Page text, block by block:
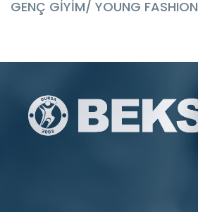
GENÇ GİYİM/ YOUNG FASHION